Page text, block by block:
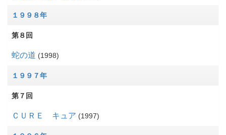
１９９８年
第８回
蛇の道 1998
１９９７年
第７回
ＣＵＲＥ キュア 1997